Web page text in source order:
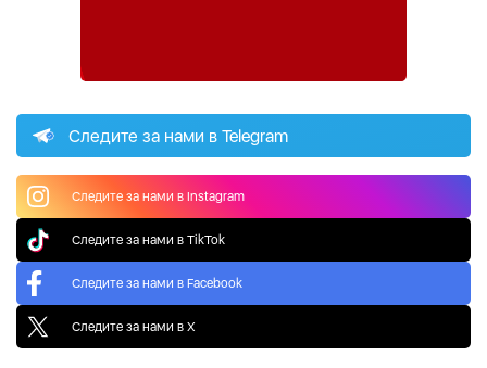
Следите за нами в Telegram
Следите за нами в Instagram
Следите за нами в TikTok
Следите за нами в Facebook
Следите за нами в X